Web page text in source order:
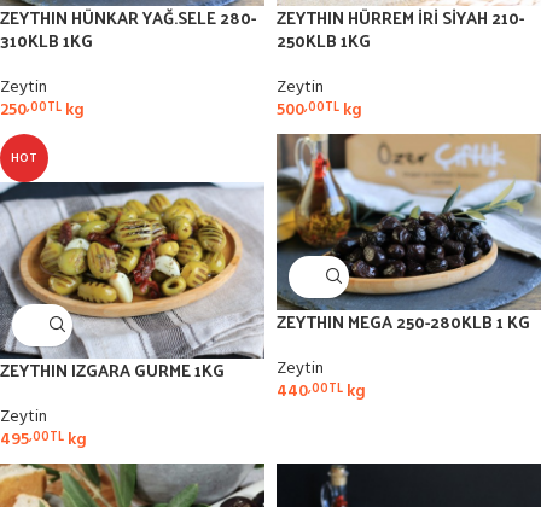
ZEYTHIN HÜNKAR YAĞ.SELE 280-
310KLB 1KG
Zeytin
250,00TL kg
ZEYTHIN HÜRREM İRİ SİYAH 210-
250KLB 1KG
Zeytin
500,00TL kg
HOT
ZEYTHIN IZGARA GURME 1KG
Zeytin
495,00TL kg
ZEYTHIN MEGA 250-280KLB 1 KG
Zeytin
440,00TL kg